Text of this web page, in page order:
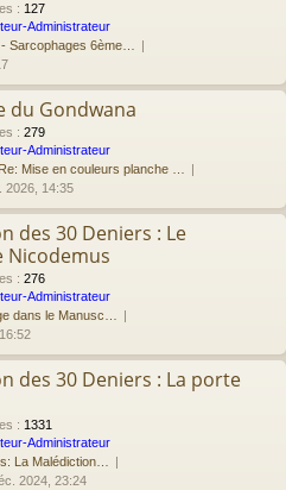
: 127
Administrateur
Sarcophages 6ème…
du Gondwana
: 279
Administrateur
Re: Mise en couleurs planche …
2026, 14:35
des 30 Deniers : Le
Nicodemus
: 276
Administrateur
dans le Manusc…
des 30 Deniers : La porte
: 1331
Administrateur
La Malédiction…
2024, 23:24